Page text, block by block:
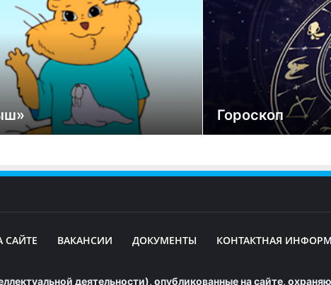
Гороскоп
САЙТЕ ВАКАНСИИ ДОКУМЕНТЫ КОНТАКТНАЯ
деятельности), опубликованные на сайте,